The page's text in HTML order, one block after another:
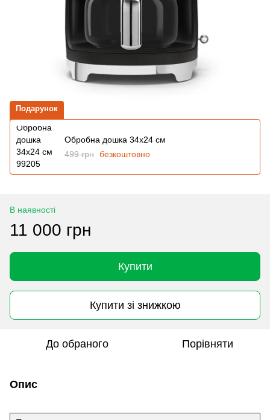
Подарунок
Обробна дошка 34x24 см
499 грн безкоштовно
В наявності
11 000 грн
Купити
Купити зі знижкою
До обраного Порівняти
Опис